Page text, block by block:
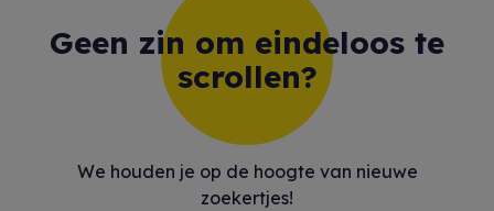
Geen zin om eindeloos te
scrollen?
We houden je op de hoogte van nieuwe
zoekertjes!